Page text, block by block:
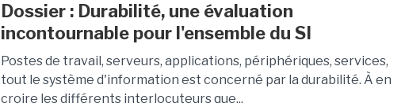
Dossier : Durabilité, une évaluation
incontournable pour l'ensemble du SI
Postes de travail, serveurs, applications, périphériques, services,
tout le système d'information est concerné par la durabilité. À en
croire les différents interlocuteurs que...